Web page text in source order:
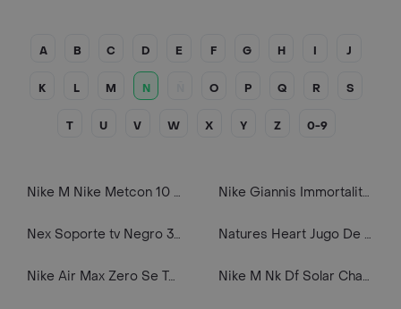
A B C D E F G H I J
K L M N O P Q R S
T U V W X Y Z 0-9
Nike M Nike Metcon 10 Tenis negro de hombre para entrenamiento Nike Giannis Immortality 3 Tenis blanco de hombre para baloncesto
Nex Soporte tv Negro 37-70 Natures Heart Jugo De Almendra Y Manzana Sin Azúcar
Nike Air Max Zero Se Tenis negro de hombre lifestyle Nike M Nk Df Solar Chase Ss Top Camiseta Manga Corta naranja de hombre para correr